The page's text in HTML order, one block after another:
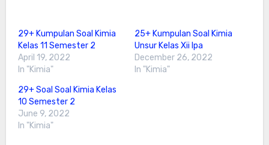
29+ Kumpulan Soal Kimia
Kelas 11 Semester 2
April 19, 2022
In "Kimia"
25+ Kumpulan Soal Kimia
Unsur Kelas Xii Ipa
December 26, 2022
In "Kimia"
29+ Soal Soal Kimia Kelas
10 Semester 2
June 9, 2022
In "Kimia"